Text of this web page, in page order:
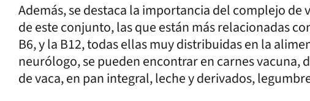
Además, se destaca la importancia del complejo de
de este conjunto, las que están más relacionadas
B6, y la B12, todas ellas muy distribuidas en la
neurólogo, se pueden encontrar en carnes vacuna,
de vaca, en pan integral, leche y derivados,